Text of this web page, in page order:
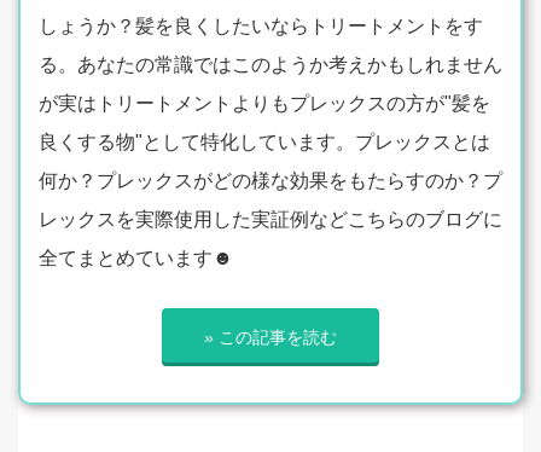
しょうか？髪を良くしたいならトリートメントをす
る。あなたの常識ではこのようか考えかもしれません
が実はトリートメントよりもプレックスの方が"髪を
良くする物"として特化しています。プレックスとは
何か？プレックスがどの様な効果をもたらすのか？プ
レックスを実際使用した実証例などこちらのブログに
全てまとめています☻
» この記事を読む